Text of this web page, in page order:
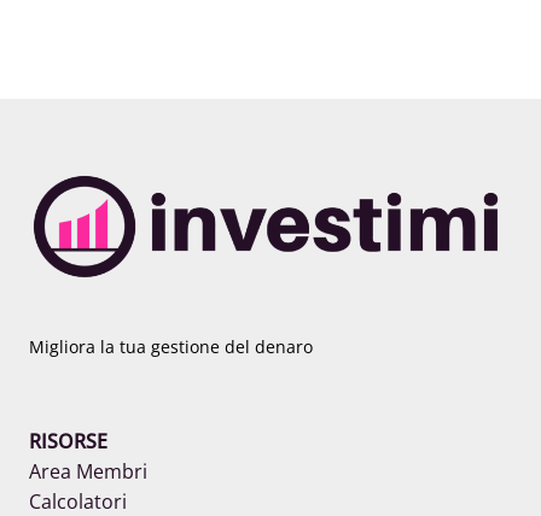
Migliora la tua gestione del denaro
RISORSE
Area Membri
Calcolatori